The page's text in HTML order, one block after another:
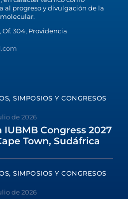
al progreso y divulgación de la
304, Providencia
SIMPOSIOS Y CONGRESOS
de 2026
IUBMB Congress 2027
Town, Sudáfrica
SIMPOSIOS Y CONGRESOS
de 2026